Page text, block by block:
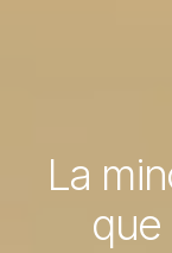
La
que